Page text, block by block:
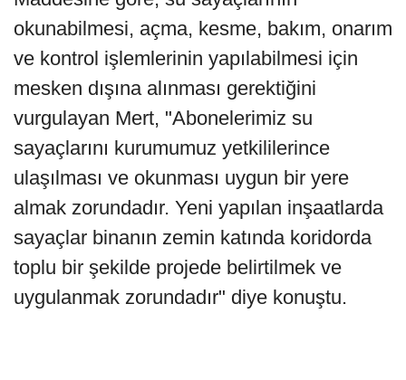
okunabilmesi, açma, kesme, bakım, onarım
ve kontrol işlemlerinin yapılabilmesi için
mesken dışına alınması gerektiğini
vurgulayan Mert, "Abonelerimiz su
sayaçlarını kurumumuz yetkililerince
ulaşılması ve okunması uygun bir yere
almak zorundadır. Yeni yapılan inşaatlarda
sayaçlar binanın zemin katında koridorda
toplu bir şekilde projede belirtilmek ve
uygulanmak zorundadır" diye konuştu.